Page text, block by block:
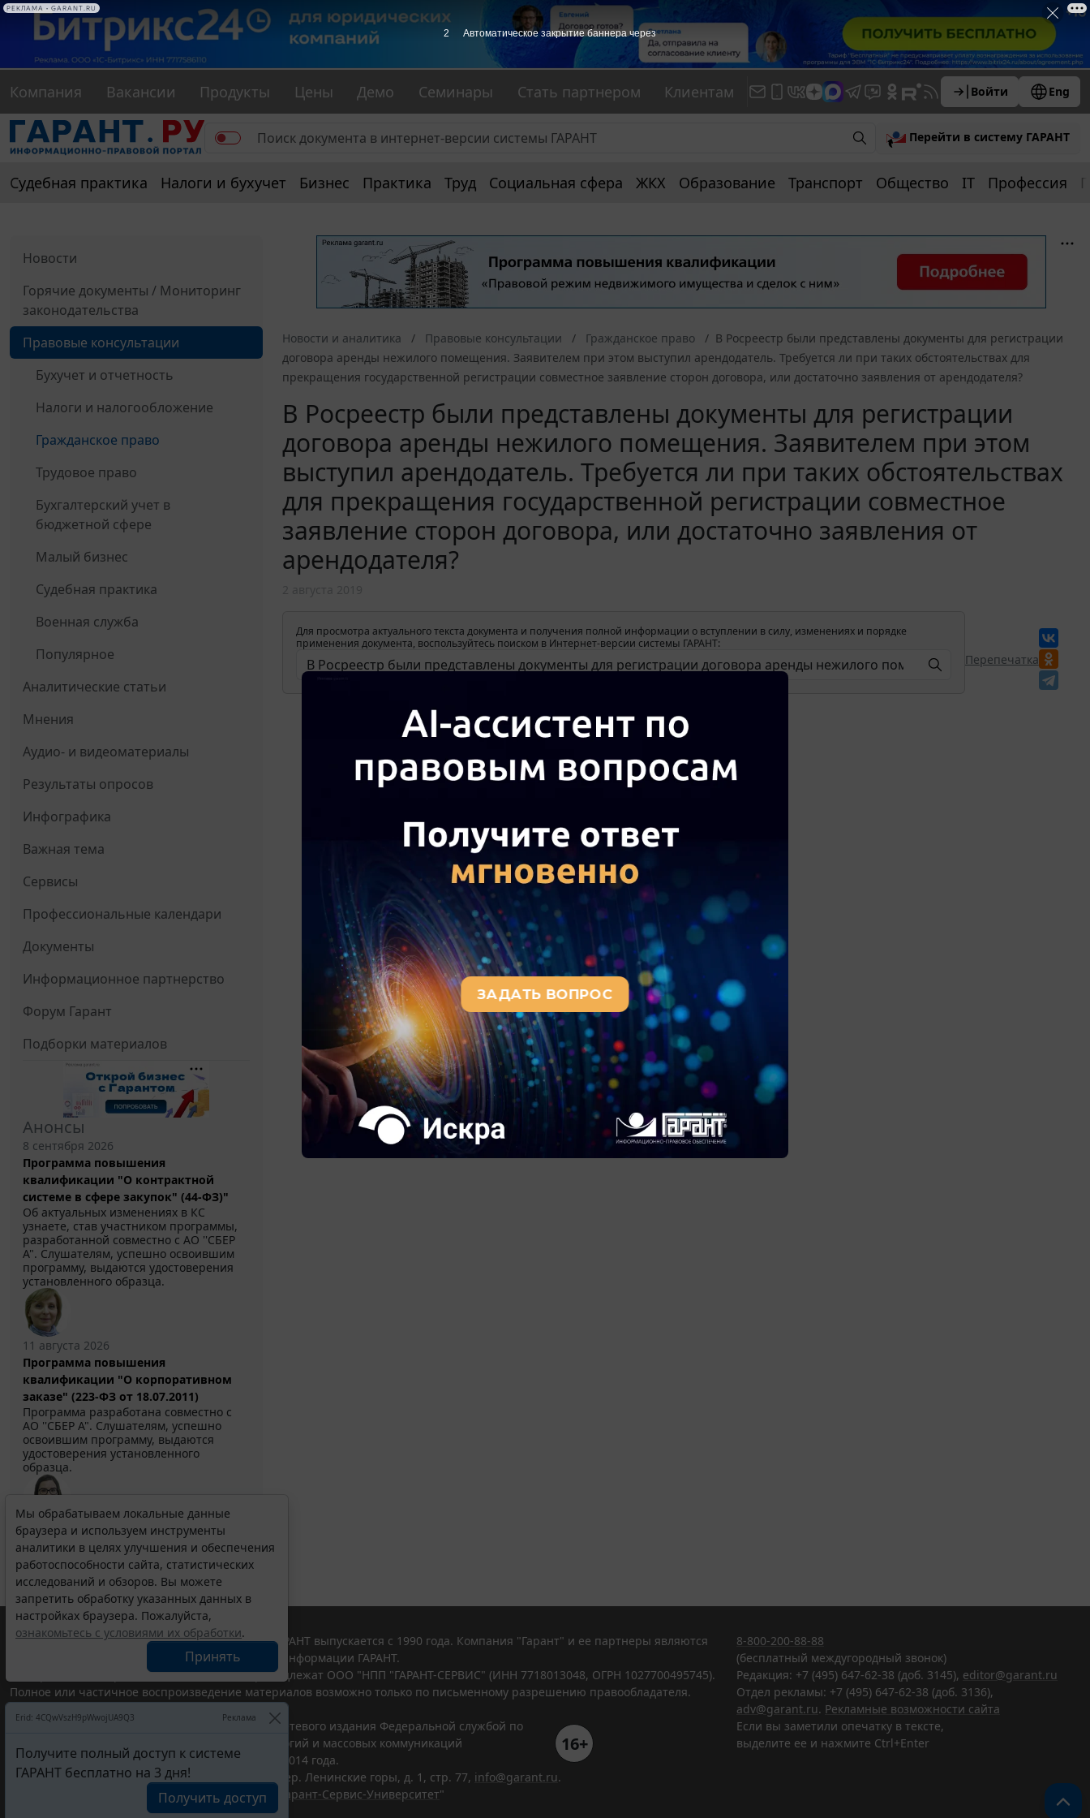
Компания Вакансии Продукты Цены Демо Семинары Стать партнером Клиентам Войти Eng
Перейти в систему ГАРАНТ
Судебная практика Налоги и бухучет Бизнес Практика Труд Социальная сфера ЖКХ Образование Транспорт Общество IT Профессия
Новости
Горячие документы / Мониторинг
законодательства
Правовые консультации
Бухучет и отчетность
Налоги и налогообложение
Гражданское право
Трудовое право
Бухгалтерский учет в
бюджетной сфере
Малый бизнес
Судебная практика
Военная служба
Популярное
Аналитические статьи
Мнения
Аудио- и видеоматериалы
Результаты опросов
Инфографика
Важная тема
Сервисы
Профессиональные календари
Документы
Информационное партнерство
Форум Гарант
Подборки материалов
Анонсы
8 сентября 2026
Программа повышения
квалификации "О контрактной
системе в сфере закупок" (44-ФЗ)"
Об актуальных изменениях в КС
узнаете, став участником программы,
разработанной совместно с АО ''СБЕР
А". Слушателям, успешно освоившим
программу, выдаются удостоверения
установленного образца.
11 августа 2026
Программа повышения
квалификации "О корпоративном
заказе" (223-ФЗ от 18.07.2011)
Программа разработана совместно с
АО ''СБЕР А". Слушателям, успешно
освоившим программу, выдаются
удостоверения установленного
образца.
Выберите тему программы повышения квалификации
для юристов ...
Новости и аналитика Правовые консультации Гражданское право
В Росреестр были представлены документы для регистрации
договора аренды нежилого помещения. Заявителем при этом выступил арендодатель. Требуется ли при таких обстоятельствах для
прекращения государственной регистрации совместное заявление сторон договора, или достаточно заявления от арендодателя?
В Росреестр были представлены документы для регистрации
договора аренды нежилого помещения. Заявителем при этом
выступил арендодатель. Требуется ли при таких обстоятельствах
для прекращения государственной регистрации совместное
заявление сторон договора, или достаточно заявления от
арендодателя?
Для просмотра актуального текста документа и получения полной информации о вступлении в силу, изменениях и порядке
применения документа, воспользуйтесь поиском в Интернет-версии системы ГАРАНТ:
Перепечатка
Мы обрабатываем локальные данные
браузера и используем инструменты
аналитики в целях улучшения и обеспечения
работоспособности сайта, статистических
исследований и обзоров. Вы можете
запретить обработку указанных данных в
настройках браузера. Пожалуйста,
ознакомьтесь с условиями их обработки.
Принять
Erid: 4CQwVszH9pWwojUA9Q3 Реклама
Получите полный доступ к системе
ГАРАНТ бесплатно на 3 дня!
Получить доступ
© ООО "НПП "ГАРАНТ-СЕРВИС", 2026. Система ГАРАНТ выпускается с 1990 года. Компания "Гарант" и ее партнеры являются
участниками Российской ассоциации правовой информации ГАРАНТ.
Все права на материалы сайта ГАРАНТ.РУ принадлежат ООО "НПП "ГАРАНТ-СЕРВИС" (ИНН 7718013048, ОГРН 1027700495745).
Полное или частичное воспроизведение материалов возможно только по письменному разрешению правообладателя.
Портал ГАРАНТ.РУ зарегистрирован в качестве сетевого издания Федеральной службой по
надзору в сфере связи,информационных технологий и массовых коммуникаций
(Роскомнадзором), Эл № ФС77-58365 от 18 июня 2014 года.
16+
ООО "НПП "ГАРАНТ-СЕРВИС", 119234, г. Москва, тер. Ленинские горы, д. 1, стр. 77, info@garant.ru.
Разработчик ЭПС Система ГАРАНТ – ООО "НПП "
Гарант-Сервис-Университет"
8-800-200-88-88
(бесплатный междугородный звонок)
Редакция: +7 (495) 647-62-38 (доб. 3145), editor@garant.ru
Отдел рекламы: +7 (495) 647-62-38 (доб. 3136),
adv@garant.ru. Рекламные возможности сайта
Если вы заметили опечатку в тексте,
выделите ее и нажмите Ctrl+Enter
1 Автоматическое закрытие баннера через
РЕКЛАМА • GARANT.RU